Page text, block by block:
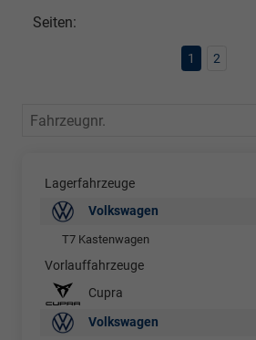
Seiten:
1 2
Fahrzeugnr.
Lagerfahrzeuge
Volkswagen
T7 Kastenwagen
Vorlauffahrzeuge
Cupra
Volkswagen